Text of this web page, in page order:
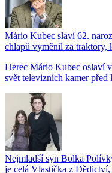
Mário Kubec slaví 62.
chlapů vyměnil za traktory,
Herec Mário Kubec oslaví
svět televizních kamer před
Nejmladší syn Bolka
je celá Vlastička z